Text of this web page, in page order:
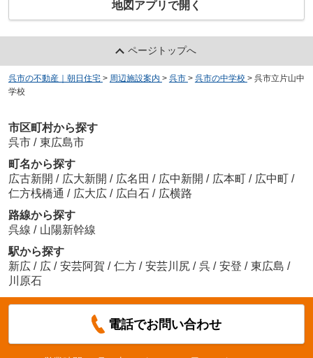
地図アプリで開く
ページトップへ
呉市の不動産｜朝日住宅 > 周辺施設案内 > 呉市 > 呉市の中学校 > 呉市立片山中
学校
市区町村から探す
呉市 / 東広島市
町名から探す
広古新開 / 広大新開 / 広名田 / 広中新開 / 広本町 / 広中町 /
仁方桟橋通 / 広大広 / 広白石 / 広横路
路線から探す
呉線 / 山陽新幹線
駅から探す
新広 / 広 / 安芸阿賀 / 仁方 / 安芸川尻 / 呉 / 安登 / 東広島 /
川原石
電話でお問い合わせ